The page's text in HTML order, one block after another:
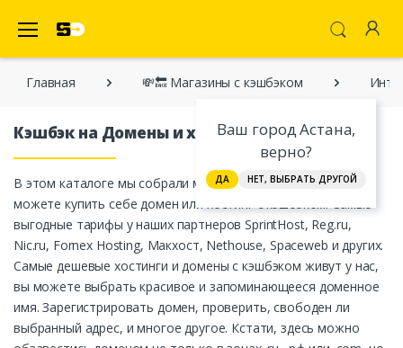
Ваш город Астана,
верно?
ДА НЕТ, ВЫБРАТЬ ДРУГОЙ
Главная 💸🔙 Магазины с кэшбэком
Кэшбэк на Домены и хостинги
В этом каталоге мы собрали магазины и сервисы, где вы
можете купить себе домен или хостинг с кэшбэком. Самые
выгодные тарифы у наших партнеров SprintHost, Reg.ru,
Nic.ru, Fornex Hosting, Макхост, Nethouse, Spaceweb и других.
Самые дешевые хостинги и домены с кэшбэком живут у нас,
вы можете выбрать красивое и запоминающееся доменное
имя. Зарегистрировать домен, проверить, свободен ли
выбранный адрес, и многое другое. Кстати, здесь можно